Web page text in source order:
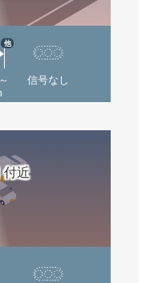
他
信号なし
付近